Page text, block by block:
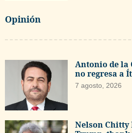
Opinión
Antonio de la
no regresa a
7 agosto, 2026
Nelson Chitty